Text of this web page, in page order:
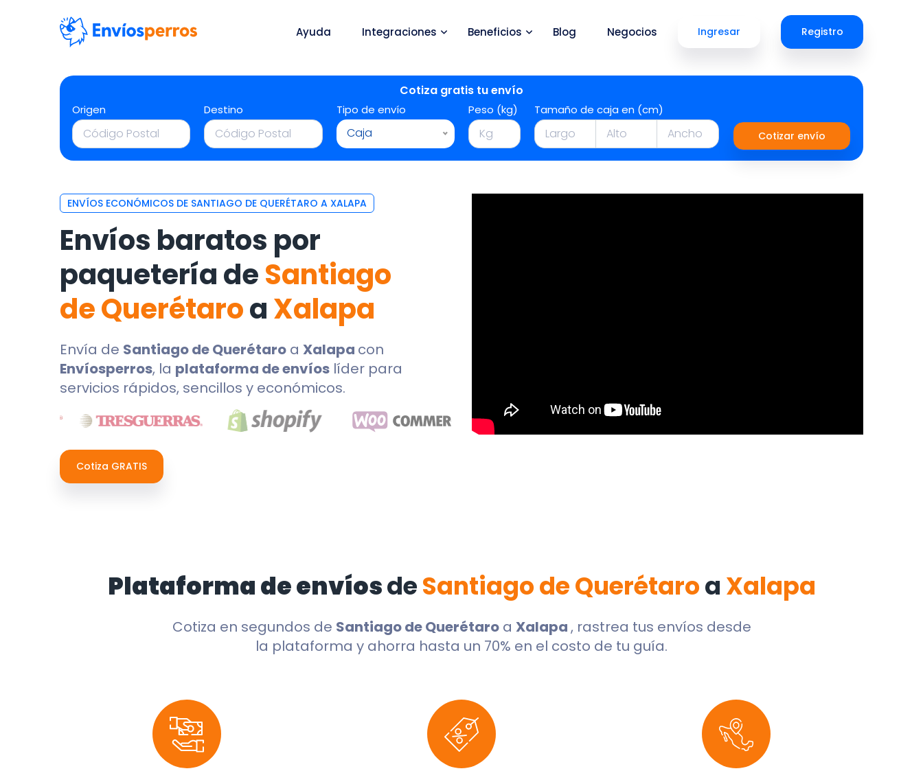
Ayuda Integraciones Beneficios Blog Negocios Ingresar Registro
Cotiza gratis tu envío
Origen Destino Tipo de envío
Caja
Peso (kg) Tamaño de caja en (cm)
Cotizar envío
ENVÍOS ECONÓMICOS DE SANTIAGO DE QUERÉTARO A XALAPA
Envíos baratos por
paquetería deSantiago
de QuerétaroaXalapa
Envía de Santiago de Querétaro a Xalapa con
Envíosperros, la plataforma de envíos líder para
servicios rápidos, sencillos y económicos.
Cotiza GRATIS
Plataforma de envíosdeSantiago de Querétaroa Xalapa
Cotiza en segundos de Santiago de Querétaroa Xalapa, rastrea tus envíos desde
la plataforma y ahorra hasta un 70% en el costo de tu guía.